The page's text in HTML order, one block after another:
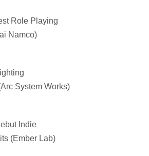
Role Playing
Namco)
System Works)
Indie
(Ember Lab)